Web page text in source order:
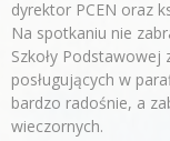
dyrektor PCEN oraz
Na spotkaniu nie
Szkoły Podstawowej
posługujących w
bardzo radośnie, a
wieczornych.